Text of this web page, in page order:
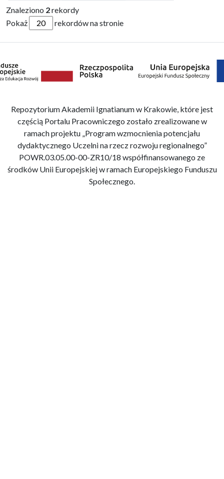
Znaleziono 2rekordy
Pokaż
rekordów na stronie
Repozytorium Akademii Ignatianum w Krakowie, które jest
częścią Portalu Pracowniczego zostało zrealizowane w
ramach projektu „Program wzmocnienia potencjału
dydaktycznego Uczelni na rzecz rozwoju regionalnego”
POWR.03.05.00-00-ZR10/18 współfinansowanego ze
środków Unii Europejskiej w ramach Europejskiego Funduszu
Społecznego.